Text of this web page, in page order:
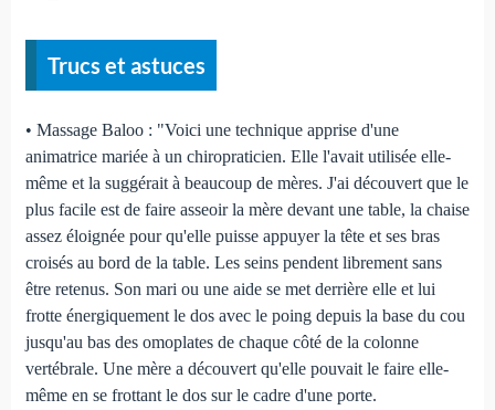
Trucs et astuces
• Massage Baloo : "Voici une technique apprise d'une
animatrice mariée à un chiropraticien. Elle l'avait utilisée elle-
même et la suggérait à beaucoup de mères. J'ai découvert que le
plus facile est de faire asseoir la mère devant une table, la chaise
assez éloignée pour qu'elle puisse appuyer la tête et ses bras
croisés au bord de la table. Les seins pendent librement sans
être retenus. Son mari ou une aide se met derrière elle et lui
frotte énergiquement le dos avec le poing depuis la base du cou
jusqu'au bas des omoplates de chaque côté de la colonne
vertébrale. Une mère a découvert qu'elle pouvait le faire elle-
même en se frottant le dos sur le cadre d'une porte.